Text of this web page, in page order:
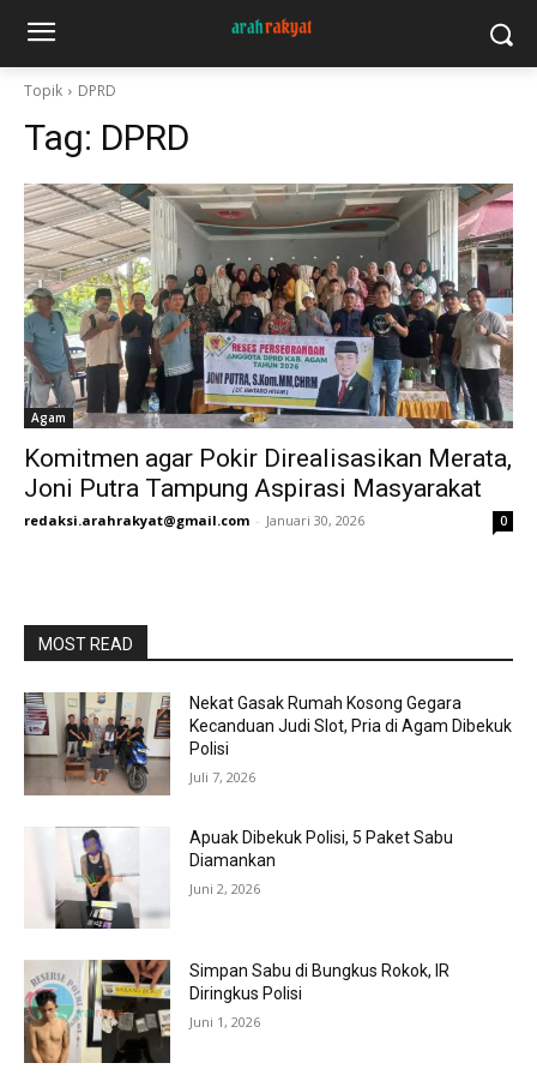
Topik DPRD
Tag: DPRD
Agam
Komitmen agar Pokir Direalisasikan Merata,
Joni Putra Tampung Aspirasi Masyarakat
redaksi.arahrakyat@gmail.com - Januari 30, 2026 0
MOST READ
Nekat Gasak Rumah Kosong Gegara
Kecanduan Judi Slot, Pria di Agam Dibekuk
Polisi
Juli 7, 2026
Apuak Dibekuk Polisi, 5 Paket Sabu
Diamankan
Juni 2, 2026
Simpan Sabu di Bungkus Rokok, IR
Diringkus Polisi
Juni 1, 2026